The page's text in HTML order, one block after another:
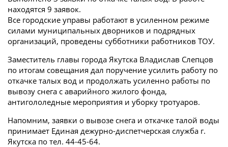
находятся 9 заявок.
Все городские управы работают в усиленном режиме
силами муниципальных дворников и подрядных
организаций, проведены субботники работников ТОУ.
Заместитель главы города Якутска Владислав Слепцов
по итогам совещания дал поручение усилить работу по
откачке талых вод и продолжать усиленно работы по
вывозу снега с аварийного жилого фонда,
антигололедные мероприятия и уборку тротуаров.
Напомним, заявки о вывозе снега и откачке талой воды
принимает Единая дежурно-диспетчерская служба г.
Якутска по тел. 44-45-64.